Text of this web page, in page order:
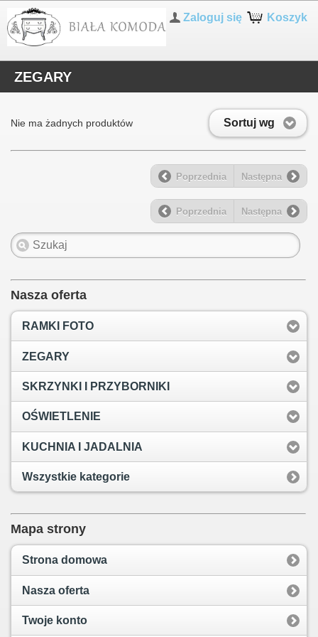
Koszyk
Zaloguj się
ZEGARY
Sortuj wg
Nie ma żadnych produktów
Poprzednia Następna
Poprzednia Następna
Nasza oferta
RAMKI FOTO
ZEGARY
SKRZYNKI I PRZYBORNIKI
OŚWIETLENIE
KUCHNIA I JADALNIA
Wszystkie kategorie
Mapa strony
Strona domowa
Nasza oferta
Twoje konto